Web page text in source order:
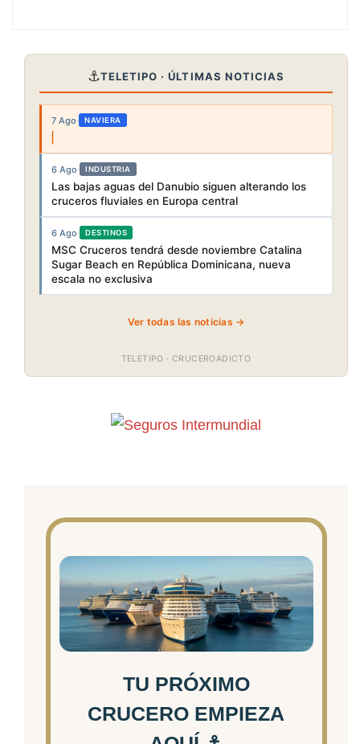
⚓TELETIPO · ÚLTIMAS NOTICIAS
7 Ago· NAVIERA
6 Ago· INDUSTRIA
Las bajas aguas del Danubio siguen alterando los
cruceros fluviales en Europa central
6 Ago· DESTINOS
MSC Cruceros tendrá desde noviembre Catalina
Sugar Beach en República Dominicana, nueva
escala no exclusiva
Ver todas las noticias →
TELETIPO · CRUCEROADICTO